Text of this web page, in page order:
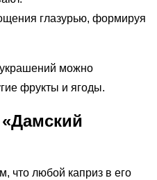
глазурью, формируя
можно
фрукты и ягоды.
что любой каприз в его